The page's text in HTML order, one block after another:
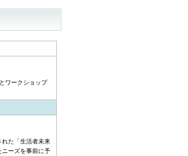
ワークショップ
た「生活者未来
ーズを事前に予